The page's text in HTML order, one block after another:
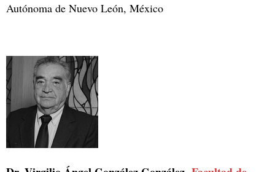
Autónoma de Nuevo León, México